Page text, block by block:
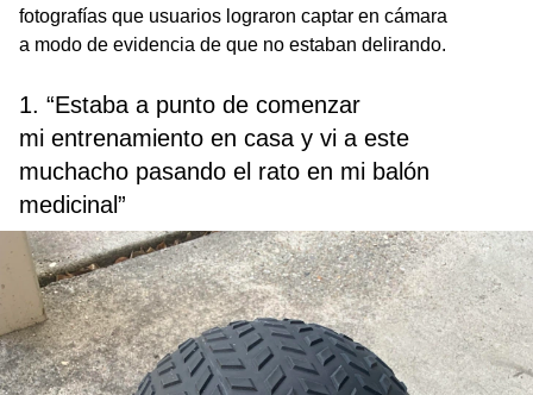
fotografías que usuarios lograron captar en cámara
a modo de evidencia de que no estaban delirando.
1. “Estaba a punto de comenzar
mi entrenamiento en casa y vi a este
muchacho pasando el rato en mi balón
medicinal”